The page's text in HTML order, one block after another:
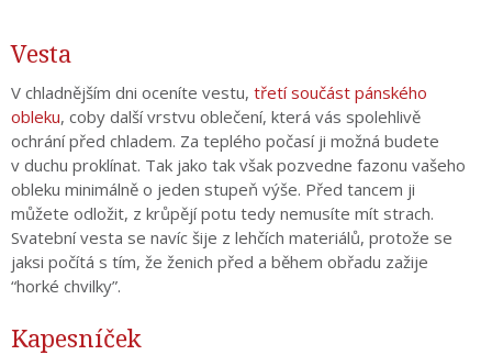
Vesta
V chladnějším dni oceníte vestu, třetí součást pánského
obleku, coby další vrstvu oblečení, která vás spolehlivě
ochrání před chladem. Za teplého počasí ji možná budete
v duchu proklínat. Tak jako tak však pozvedne fazonu vašeho
obleku minimálně o jeden stupeň výše. Před tancem ji
můžete odložit, z krůpějí potu tedy nemusíte mít strach.
Svatební vesta se navíc šije z lehčích materiálů, protože se
jaksi počítá s tím, že ženich před a během obřadu zažije
“horké chvilky”.
Kapesníček